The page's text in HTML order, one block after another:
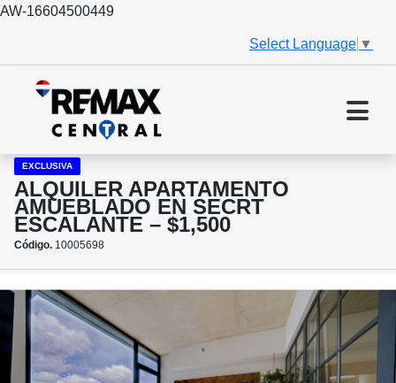
AW-16604500449
Select Language ▼
EXCLUSIVA
ALQUILER APARTAMENTO
AMUEBLADO EN SECRT
ESCALANTE – $1,500
Código. 10005698